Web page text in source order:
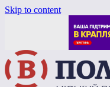
Skip to content